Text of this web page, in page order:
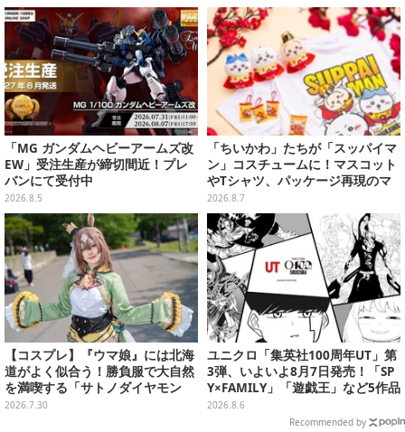
「MG ガンダムヘビーアームズ改
EW」受注生産が締切間近！プレ
バンにて受付中
2026.8.5
「ちいかわ」たちが「スッパイマ
ン」コスチュームに！マスコット
やTシャツ、パッケージ再現のマ
グネットなど全5アイテム
2026.8.7
【コスプレ】『ウマ娘』には北海
道がよく似合う！勝負服で大自然
を満喫する「サトノダイヤモン
ド」の可愛さにほっこり癒される
2026.7.30
ユニクロ「集英社100周年UT」第
3弾、いよいよ8月7日発売！「SP
Y×FAMILY」「遊戯王」など5作品
をデザイン
2026.8.6
Recommended by